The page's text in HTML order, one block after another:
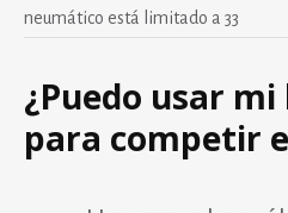
neumático está limitado a 33
¿Puedo usar
para competir